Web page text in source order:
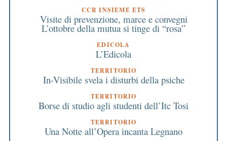
CCR INSIEME ETS
Visite di prevenzione, marce e convegni
L’ottobre della mutua si tinge di “rosa”
EDICOLA
L’Edicola
TERRITORIO
In-Visibile svela i disturbi della psiche
TERRITORIO
Borse di studio agli studenti dell’Itc Tosi
TERRITORIO
Una Notte all’Opera incanta Legnano